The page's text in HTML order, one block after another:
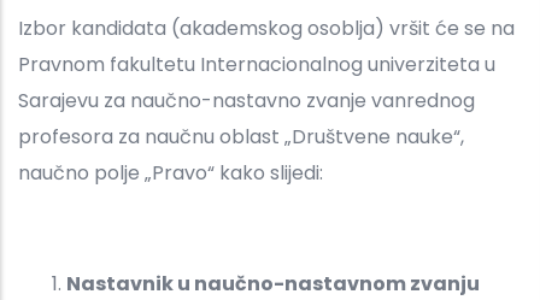
Izbor kandidata (akademskog osoblja) vršit će se na
Pravnom fakultetu Internacionalnog univerziteta u
Sarajevu za naučno-nastavno zvanje vanrednog
profesora za naučnu oblast „Društvene nauke“,
naučno polje „Pravo“ kako slijedi:
Nastavnik u naučno-nastavnom zvanju